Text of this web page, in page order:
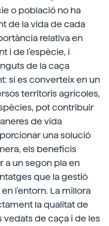
o població no ha
de la vida de cada
relativa en
i de l'espècie, i
de la caça
si es converteix en un
territoris agrícoles,
pot contribuir
de vida
una solució
els beneficis
a un segon pla en
que la gestió
l'entorn. La millora
la qualitat de
vedats de caça i de les